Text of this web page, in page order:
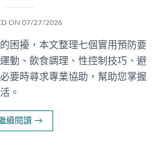
ON 07/27/2026
困擾，本文整理七個實用預防要
動、飲食調理、性控制技巧、避
要時尋求專業協助，幫助您掌握
。
續閱讀 →